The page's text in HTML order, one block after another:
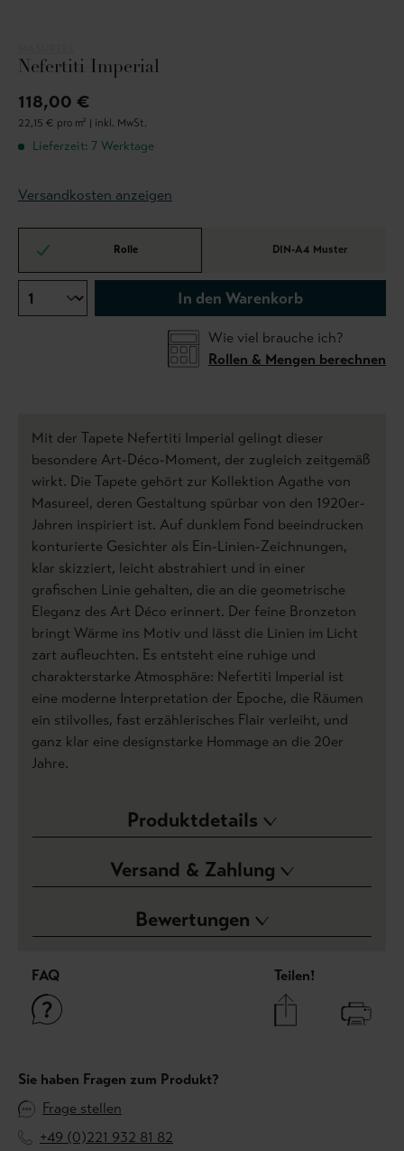
Nefertiti Imperial
118,00 €
22,15 € pro m² | inkl. MwSt.
Lieferzeit: 7 Werktage
Versandkosten anzeigen
Rolle DIN-A4 Muster
In den Warenkorb
Wie viel brauche ich?
Rollen & Mengen berechnen
Mit der Tapete Nefertiti Imperial gelingt dieser
besondere Art-Déco-Moment, der zugleich zeitgemäß
wirkt. Die Tapete gehört zur Kollektion Agathe von
Masureel, deren Gestaltung spürbar von den 1920er-
Jahren inspiriert ist. Auf dunklem Fond beeindrucken
konturierte Gesichter als Ein-Linien-Zeichnungen,
klar skizziert, leicht abstrahiert und in einer
grafischen Linie gehalten, die an die geometrische
Eleganz des Art Déco erinnert. Der feine Bronzeton
bringt Wärme ins Motiv und lässt die Linien im Licht
zart aufleuchten. Es entsteht eine ruhige und
charakterstarke Atmosphäre: Nefertiti Imperial ist
eine moderne Interpretation der Epoche, die Räumen
ein stilvolles, fast erzählerisches Flair verleiht, und
ganz klar eine designstarke Hommage an die 20er
Jahre.
Produktdetails
Versand & Zahlung
Bewertungen
FAQ Teilen!
Sie haben Fragen zum Produkt?
Frage stellen
+49 (0)221 932 81 82